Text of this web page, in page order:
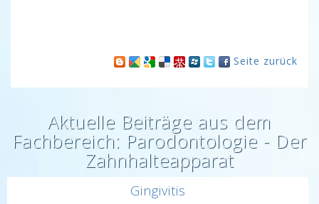
Seite zurück
Aktuelle Beiträge aus dem
Fachbereich: Parodontologie - Der
Zahnhalteapparat
Gingivitis